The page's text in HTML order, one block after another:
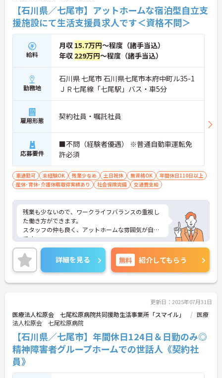
【石川県／七尾市】アットホームな宿泊型自立支
援施設にて生活支援員求人です＜資格不問＞
給料
月収 15.7万円～程度（諸手当込）
年収 229万円～程度（諸手当込）
勤務地
石川県 七尾市 石川県七尾市本府中町ル35-1
ＪＲ七尾線「七尾駅」バス・車5分
雇用形態 契約社員・嘱託社員
応募要件
■不問（経験者優遇） ※普通自動車運転免
許必須
車通勤可 未経験OK 残業少なめ 土日祝休 無資格OK
年間休日110日以上
産休･育休･介護休暇取得実績あり
社会保険完備 交通費支給
残業も少ないので、ワークライフバランスの重視し
た働き方ができます。
スタッフの仲も良く、アットホームな雰囲気が自慢
です。
ご興味ある方には、面接対策ポイントなど、詳細を
お話しいたしますのでお気軽にご相談ください。
詳細を見る 無料 紹介してもらう
更新日：2025年07月31日
医療法人松原会 七尾松原病院共同援助生活事業所「スマイル」
医療
法人松原会 七尾松原病院
【石川県／七尾市】年間休日124日＆日勤のみ◎
精神障害者グループホームでの世話人《契約社
員》